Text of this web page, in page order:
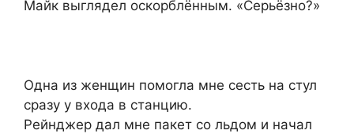
Майк выглядел оскорблённым. «Серьёзно?»
Одна из женщин помогла мне сесть на стул
сразу у входа в станцию.
Рейнджер дал мне пакет со льдом и начал